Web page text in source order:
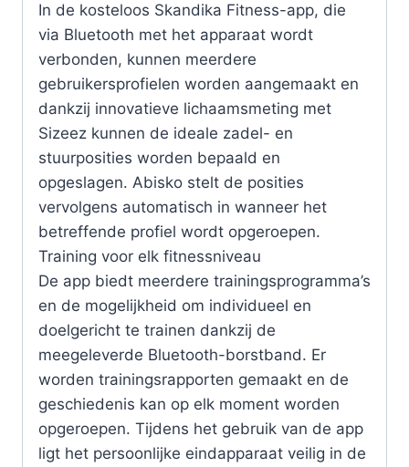
In de kosteloos Skandika Fitness-app, die
via Bluetooth met het apparaat wordt
verbonden, kunnen meerdere
gebruikersprofielen worden aangemaakt en
dankzij innovatieve lichaamsmeting met
Sizeez kunnen de ideale zadel- en
stuurposities worden bepaald en
opgeslagen. Abisko stelt de posities
vervolgens automatisch in wanneer het
betreffende profiel wordt opgeroepen.
Training voor elk fitnessniveau
De app biedt meerdere trainingsprogramma’s
en de mogelijkheid om individueel en
doelgericht te trainen dankzij de
meegeleverde Bluetooth-borstband. Er
worden trainingsrapporten gemaakt en de
geschiedenis kan op elk moment worden
opgeroepen. Tijdens het gebruik van de app
ligt het persoonlijke eindapparaat veilig in de